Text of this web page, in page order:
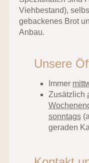
Viehbestand),
gebackenes Brot
Anbau.
Unsere
Immer
Zusätzlich
sonntags
geraden